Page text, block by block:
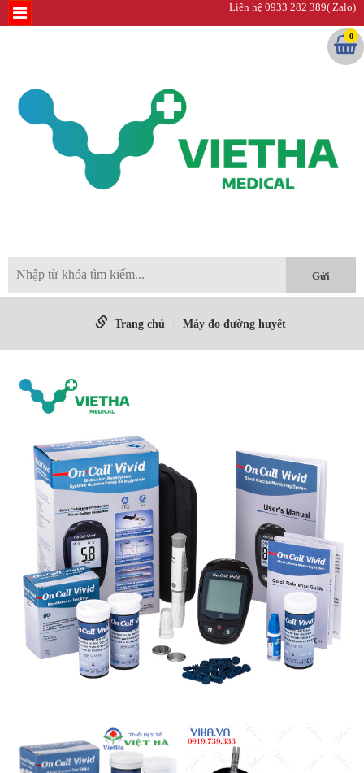
Liên hệ 0933 282 389( Zalo)
0
Trang chủ Máy đo đường huyết